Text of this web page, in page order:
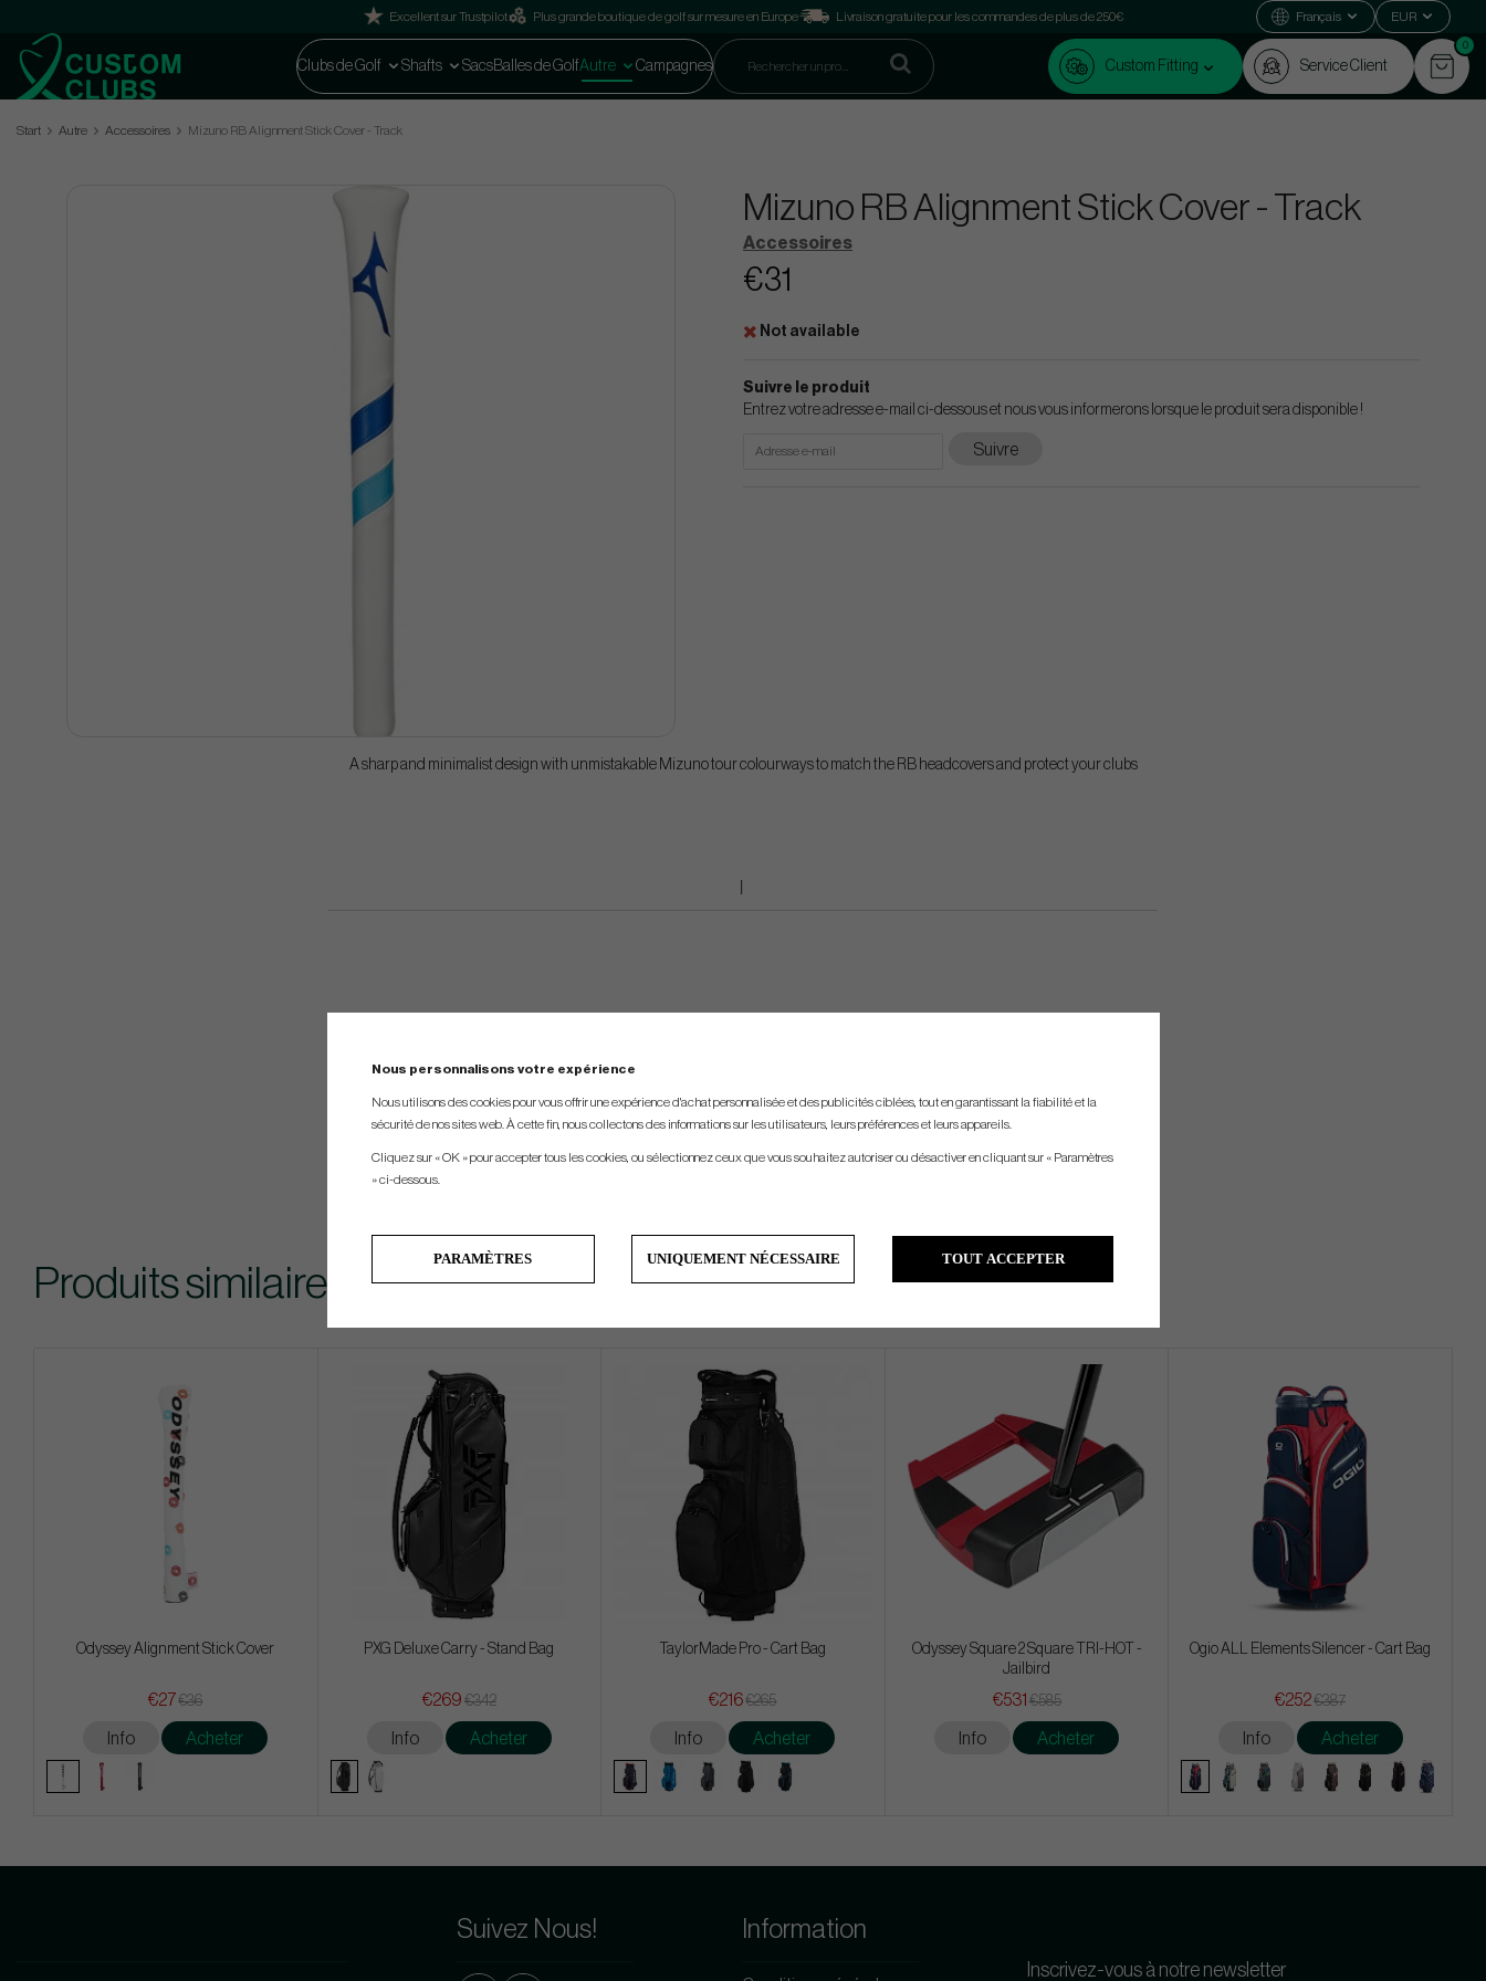
Excellent sur Trustpilot Plus grande boutique de golf sur mesure en Europe Livraison gratuite pour les commandes de plus de 250€ Français EUR
Clubs de Golf Shafts SacsBalles de GolfAutre Campagnes Custom Fitting Service Client
0
Start Autre Accessoires Mizuno RB Alignment Stick Cover - Track
Mizuno RB Alignment Stick Cover - Track
Accessoires
€31
Not available
Suivre le produit
Entrez votre adresse e-mail ci-dessous et nous vous informerons lorsque le produit sera disponible !
Suivre
A sharp and minimalist design with unmistakable Mizuno tour colourways to match the RB headcovers and protect your clubs
Produits similaires
Odyssey Alignment Stick Cover
€27€36
Info Acheter
PXG Deluxe Carry - Stand Bag
€269 €342
Info Acheter
TaylorMade Pro - Cart Bag
€216 €265
Info Acheter
Odyssey Square 2 Square TRI-HOT -
Jailbird
€531 €585
Info Acheter
Ogio ALL Elements Silencer - Cart Bag
€252€387
Info Acheter
Suivez Nous! Information
Inscrivez-vous à notre newsletter
Nous personnalisons votre expérience
Nous utilisons des cookies pour vous offrir une expérience d'achat personnalisée et des publicités ciblées, tout en garantissant la fiabilité et la
sécurité de nos sites web. À cette fin, nous collectons des informations sur les utilisateurs, leurs préférences et leurs appareils.
Cliquez sur « OK » pour accepter tous les cookies, ou sélectionnez ceux que vous souhaitez autoriser ou désactiver en cliquant sur « Paramètres
» ci-dessous.
PARAMÈTRES UNIQUEMENT NÉCESSAIRE TOUT ACCEPTER